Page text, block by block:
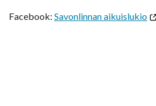
Facebook: Savonlinnan aikuislukio